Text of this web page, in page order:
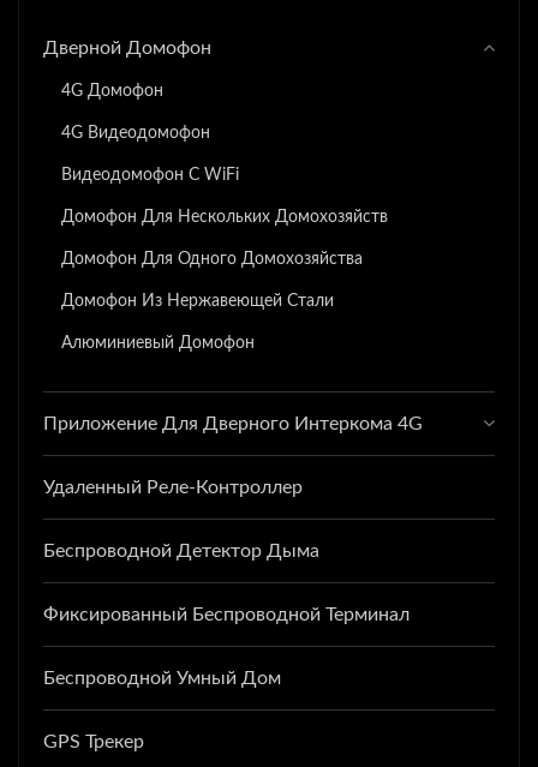
Дверной Домофон
4G Домофон
4G Видеодомофон
Видеодомофон С WiFi
Домофон Для Нескольких Домохозяйств
Домофон Для Одного Домохозяйства
Домофон Из Нержавеющей Стали
Алюминиевый Домофон
Приложение Для Дверного Интеркома 4G
Удаленный Реле-Контроллер
Беспроводной Детектор Дыма
Фиксированный Беспроводной Терминал
Беспроводной Умный Дом
GPS Трекер